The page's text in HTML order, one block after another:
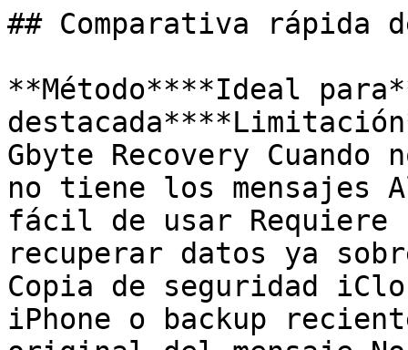
## Comparativa rápida
**Método****Ideal
Gbyte Recovery
no tiene los mensajes
fácil de usar Requiere
recuperar datos ya
Copia de seguridad
iPhone o backup